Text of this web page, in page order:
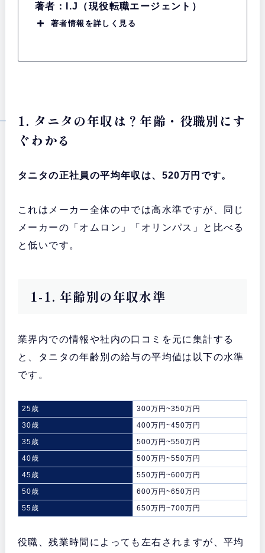
著者：I.J（現役転職エージェント）
著者情報を詳しく見る
1. タニタの年収は？年齢・役職別にす
ぐわかる
タニタの正社員の平均年収は、520万円です。
これはメーカー全体の中では高水準ですが、同じ
メーカーの「オムロン」「オリンパス」と比べる
と低いです。
1-1. 年齢別の年収水準
業界内での情報や社内の口コミを元に集計する
と、タニタの年齢別の給与の平均値は以下の水準
です。
25歳
300万円~350万円
30歳
400万円~450万円
35歳
500万円~550万円
40歳
500万円~550万円
45歳
550万円~600万円
50歳
600万円~650万円
55歳
650万円~700万円
役職、残業時間によっても左右されますが、平均